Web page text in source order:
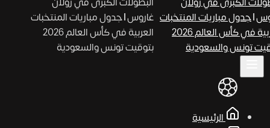
|جدول مباريات المنتخبات
العربية في كأس العالم 2026
تونس والسعودية
غاروس |جدول مباريات المنتخبات
العربية في كأس العالم 2026
بتوقيت تونس والسعودية
الرئيسية